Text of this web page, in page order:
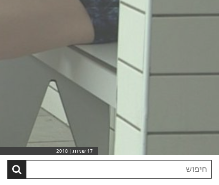
17 שניות | 2018
חיפוש
סרט